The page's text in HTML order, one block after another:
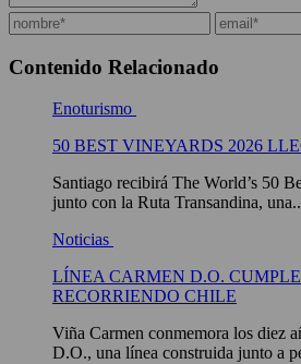
Contenido Relacionado
Enoturismo
50 BEST VINEYARDS 2026
Santiago recibirá The World’s 50
junto con la Ruta Transandina,
Noticias
LÍNEA CARMEN D.O.
RECORRIENDO CHILE
Viña Carmen conmemora los diez
D.O., una línea construida junto a